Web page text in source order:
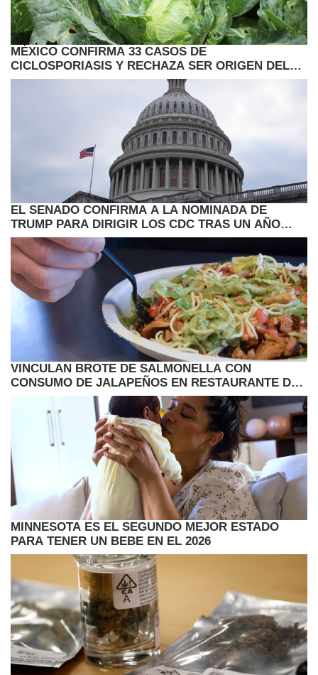
MÉXICO CONFIRMA 33 CASOS DE
CICLOSPORIASIS Y RECHAZA SER ORIGEN DEL
BROTE EN EE.UU.
EL SENADO CONFIRMA A LA NOMINADA DE
TRUMP PARA DIRIGIR LOS CDC TRAS UN AÑO
VACANTE
VINCULAN BROTE DE SALMONELLA CON
CONSUMO DE JALAPEÑOS EN RESTAURANTE DE
COMIDA RAPIDA
MINNESOTA ES EL SEGUNDO MEJOR ESTADO
PARA TENER UN BEBE EN EL 2026